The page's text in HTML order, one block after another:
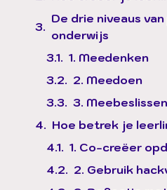
De drie niveaus
onderwijs
1. Meedenken
2. Meedoen
3. Meebeslissen
Hoe betrek je
1. Co-creëer
2. Gebruik